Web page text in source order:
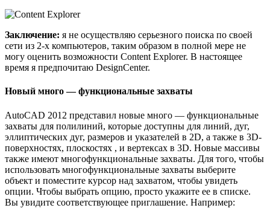
Заключение: я не осуществляю серьезного поиска по своей
сети из 2-х компьютеров, таким образом в полной мере не
могу оценить возможности Content Explorer. В настоящее
время я предпочитаю DesignCenter.
Новый много — функциональные захваты
AutoCAD 2012 представил новые много — функциональные
захваты для полилиний, которые доступны для линий, дуг,
эллиптических дуг, размеров и указателей в 2D, а также в 3D-
поверхностях, плоскостях , и вертексах в 3D. Новые массивы
также имеют многофункциональные захваты. Для того, чтобы
использовать многофункциональные захваты выберите
объект и поместите курсор над захватом, чтобы увидеть
опции. Чтобы выбрать опцию, просто укажите ее в списке.
Вы увидите соответствующее приглашение. Например: